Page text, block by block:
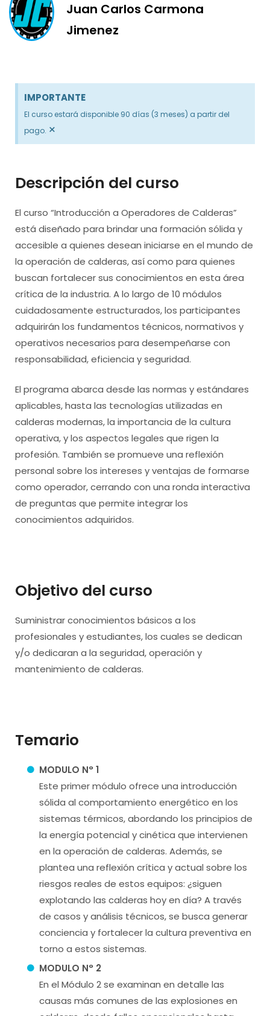
Juan Carlos Carmona
Jimenez
IMPORTANTE
El curso estará disponible 90 días (3 meses) a partir del
pago. ×
Descripción del curso
El curso “Introducción a Operadores de Calderas”
está diseñado para brindar una formación sólida y
accesible a quienes desean iniciarse en el mundo de
la operación de calderas, así como para quienes
buscan fortalecer sus conocimientos en esta área
crítica de la industria. A lo largo de 10 módulos
cuidadosamente estructurados, los participantes
adquirirán los fundamentos técnicos, normativos y
operativos necesarios para desempeñarse con
responsabilidad, eficiencia y seguridad.
El programa abarca desde las normas y estándares
aplicables, hasta las tecnologías utilizadas en
calderas modernas, la importancia de la cultura
operativa, y los aspectos legales que rigen la
profesión. También se promueve una reflexión
personal sobre los intereses y ventajas de formarse
como operador, cerrando con una ronda interactiva
de preguntas que permite integrar los
conocimientos adquiridos.
Objetivo del curso
Suministrar conocimientos básicos a los
profesionales y estudiantes, los cuales se dedican
y/o dedicaran a la seguridad, operación y
mantenimiento de calderas.
Temario
MODULO N° 1
Este primer módulo ofrece una introducción
sólida al comportamiento energético en los
sistemas térmicos, abordando los principios de
la energía potencial y cinética que intervienen
en la operación de calderas. Además, se
plantea una reflexión crítica y actual sobre los
riesgos reales de estos equipos: ¿siguen
explotando las calderas hoy en día? A través
de casos y análisis técnicos, se busca generar
conciencia y fortalecer la cultura preventiva en
torno a estos sistemas.
MODULO N° 2
En el Módulo 2 se examinan en detalle las
causas más comunes de las explosiones en